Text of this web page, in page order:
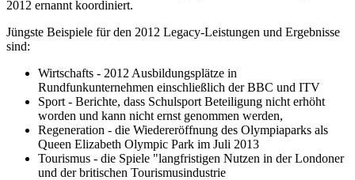
2012 ernannt koordiniert.
Jüngste Beispiele für den 2012 Legacy-Leistungen und Ergebnisse
sind:
Wirtschafts - 2012 Ausbildungsplätze in
Rundfunkunternehmen einschließlich der BBC und ITV
Sport - Berichte, dass Schulsport Beteiligung nicht erhöht
worden und kann nicht ernst genommen werden,
Regeneration - die Wiedereröffnung des Olympiaparks als
Queen Elizabeth Olympic Park im Juli 2013
Tourismus - die Spiele "langfristigen Nutzen in der Londoner
und der britischen Tourismusindustrie